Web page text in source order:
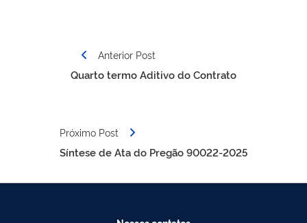
Navegação
Anterior Post
Quarto termo Aditivo do Contrato
Próximo Post
Síntese de Ata do Pregão 90022-2025